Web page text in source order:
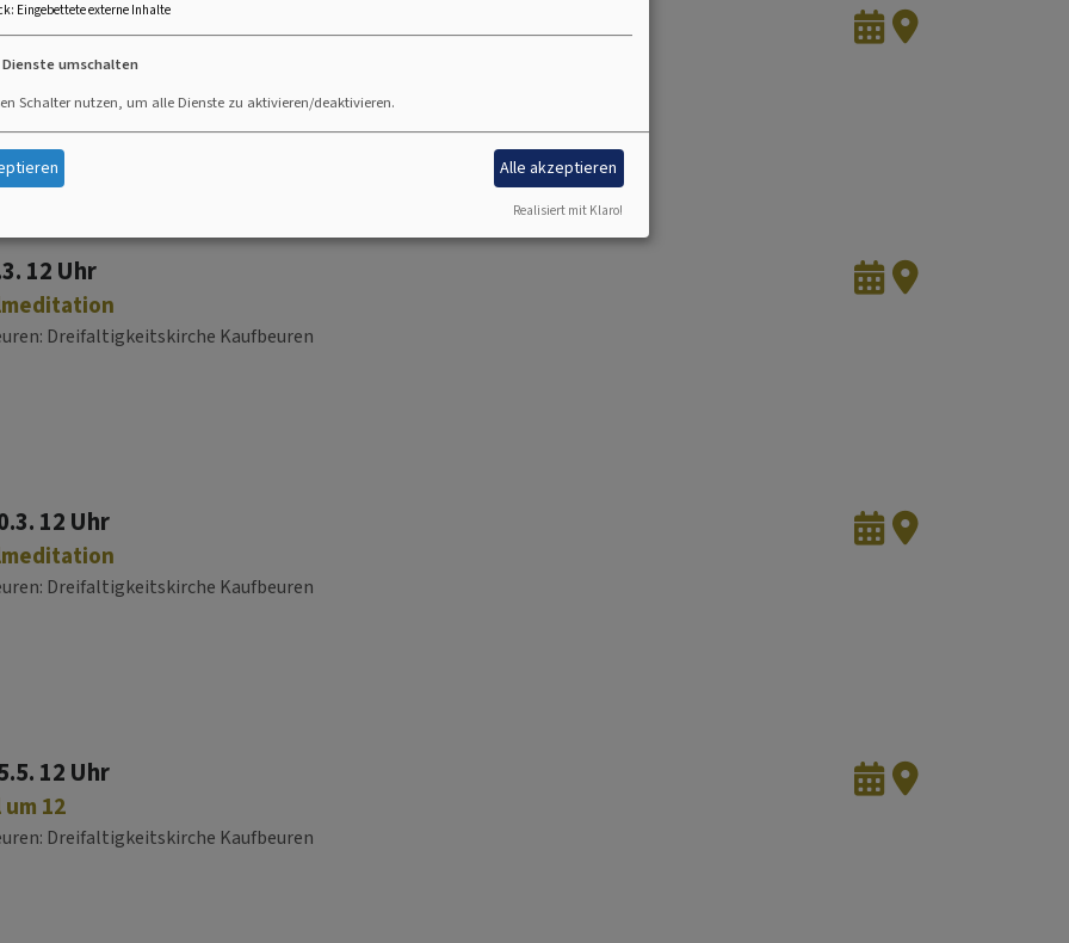
12 Uhr
12 Uhr
Dreifaltigkeitskirche Kaufbeuren
12 Uhr
Dreifaltigkeitskirche Kaufbeuren
12 Uhr
12
Dreifaltigkeitskirche Kaufbeuren
: Eingebettete externe Inhalte
umschalten
Schalter nutzen, um alle Dienste zu aktivieren/deaktivieren.
Alle akzeptieren
Realisiert mit Klaro!